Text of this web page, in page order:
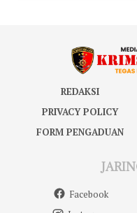
REDAKSI
PRIVACY POLICY
FORM PENGADUAN
Facebook